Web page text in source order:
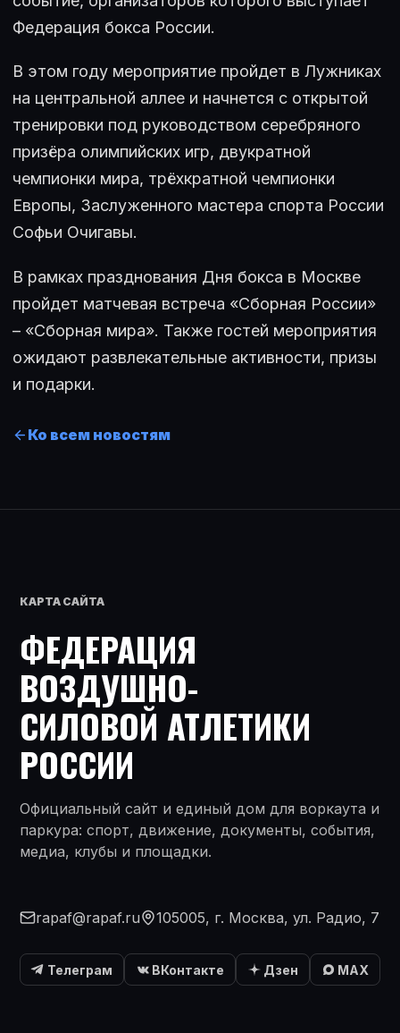
Федерация бокса России.
В этом году мероприятие пройдет в Лужниках
на центральной аллее и начнется с открытой
тренировки под руководством серебряного
призёра олимпийских игр, двукратной
чемпионки мира, трёхкратной чемпионки
Европы, Заслуженного мастера спорта России
Софьи Очигавы.
В рамках празднования Дня бокса в Москве
пройдет матчевая встреча «Сборная России»
– «Сборная мира». Также гостей мероприятия
ожидают развлекательные активности, призы
и подарки.
Ко всем новостям
КАРТА САЙТА
ФЕДЕРАЦИЯ
ВОЗДУШНО-
СИЛОВОЙ АТЛЕТИКИ
РОССИИ
Официальный сайт и единый дом для воркаута и
паркура: спорт, движение, документы, события,
медиа, клубы и площадки.
rapaf@rapaf.ru 105005, г. Москва, ул. Радио, 7
Телеграм ВКонтакте Дзен MAX